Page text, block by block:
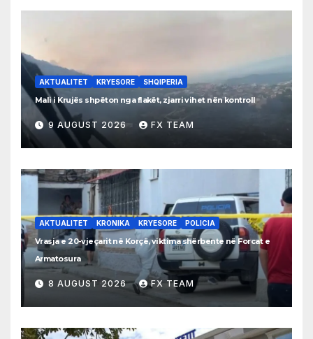
AKTUALITET KRYESORE SHQIPERIA
Mali i Krujës shpëton nga flakët, zjarri vihet nën kontroll
9 AUGUST 2026 FX TEAM
AKTUALITET KRONIKA KRYESORE POLICIA
Vrasja e 20-vjeçarit në Korçë, viktima shërbente në Forcat e
Armatosura
8 AUGUST 2026 FX TEAM